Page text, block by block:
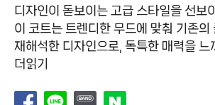
디자인이 돋보이는 고급 스타일을 선보
이 코트는 트렌디한 무드에 맞춰 기존의
재해석한 디자인으로, 독특한 매력을 느
더읽기